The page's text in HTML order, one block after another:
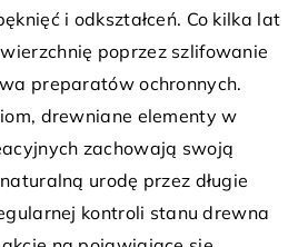
i odkształceń. Co kilka lat
poprzez szlifowanie
preparatów ochronnych.
drewniane elementy w
zachowają swoją
urodę przez długie
kontroli stanu drewna